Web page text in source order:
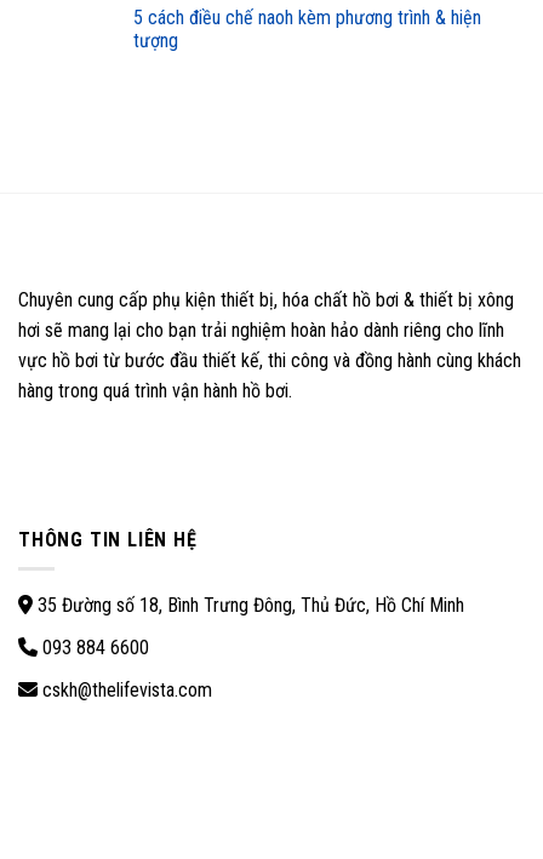
5 cách điều chế naoh kèm phương trình & hiện
tượng
Chuyên cung cấp phụ kiện thiết bị, hóa chất hồ bơi & thiết bị xông
hơi sẽ mang lại cho bạn trải nghiệm hoàn hảo dành riêng cho lĩnh
vực hồ bơi từ bước đầu thiết kế, thi công và đồng hành cùng khách
hàng trong quá trình vận hành hồ bơi.
THÔNG TIN LIÊN HỆ
35 Đường số 18, Bình Trưng Đông, Thủ Đức, Hồ Chí Minh
093 884 6600
cskh@thelifevista.com